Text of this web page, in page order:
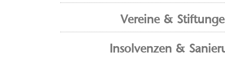
Vereine &
Insolvenzen &